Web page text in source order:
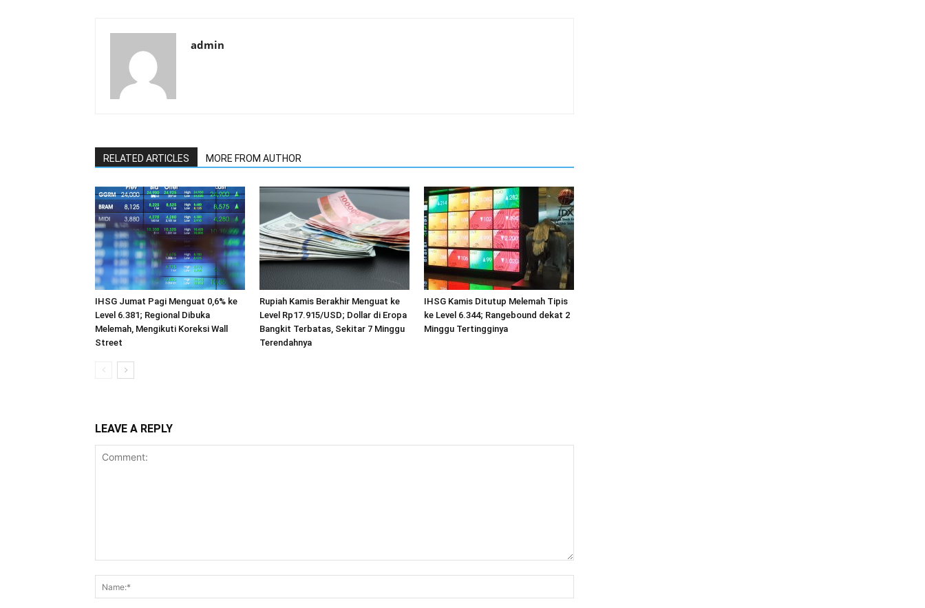
admin
RELATED ARTICLES MORE FROM AUTHOR
IHSG Jumat Pagi Menguat 0,6% ke
Level 6.381; Regional Dibuka
Melemah, Mengikuti Koreksi Wall
Street
Rupiah Kamis Berakhir Menguat ke
Level Rp17.915/USD; Dollar di Eropa
Bangkit Terbatas, Sekitar 7 Minggu
Terendahnya
IHSG Kamis Ditutup Melemah Tipis
ke Level 6.344; Rangebound dekat 2
Minggu Tertingginya
LEAVE A REPLY